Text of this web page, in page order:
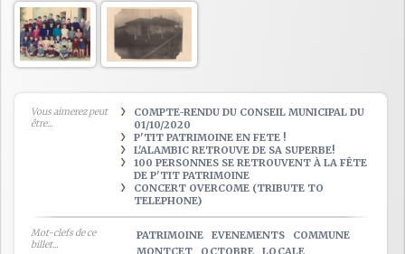
Vous aimerez peut
être...
COMPTE-RENDU DU CONSEIL MUNICIPAL DU
01/10/2020
P'TIT PATRIMOINE EN FETE !
L'ALAMBIC RETROUVE DE SA SUPERBE!
100 PERSONNES SE RETROUVENT À LA FÊTE
DE P'TIT PATRIMOINE
CONCERT OVERCOME (TRIBUTE TO
TELEPHONE)
Mot-clefs de ce
billet...
PATRIMOINE EVENEMENTS
COMMUNE
MONTCET
OCTOBRE LOCALE